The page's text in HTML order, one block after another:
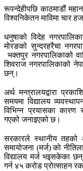
रूपन्देहीपछि काठमाडौं
विश्वनिकेतन माविमा चार
धनुषाको विदेह
मोरङको सुन्दरहरैचा
भक्तपुर नगरपालिकाको
शिवराज नगरपालिकाको
छन्।
अर्थ मन्त्रालयद्वारा
समयमा विद्यालय
विभिन्न प्रयासका कारण
गएको जनाइएको छ।
सरकारले स्थानीय तहको
समायोजना (मर्ज) को
विद्यालय मर्ज भइसकेका
गर्न ४५ करोड प्रोत्साहन